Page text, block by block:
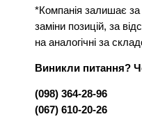
*Компанія залишає
заміни позицій, за
на аналогічні за
Виникли питання?
(098) 364-28-96
(067) 610-20-26